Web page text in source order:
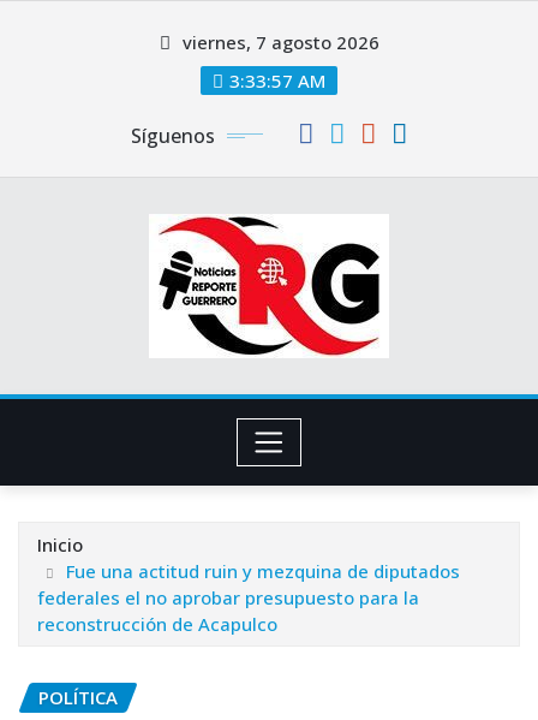
viernes, 7 agosto 2026
3:33:58 AM
Síguenos
Inicio
Fue una actitud ruin y mezquina de diputados
federales el no aprobar presupuesto para la
reconstrucción de Acapulco
POLÍTICA